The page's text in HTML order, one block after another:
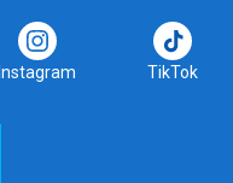
Instagram TikTok